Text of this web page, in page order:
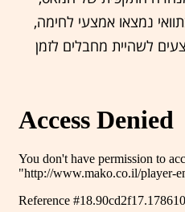
נמצאו אמצעי לחימה,
לשהיית מחבלים לזמן